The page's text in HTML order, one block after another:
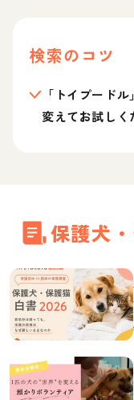
検索のコツ
「トイプード
変えてお試しく
保護犬